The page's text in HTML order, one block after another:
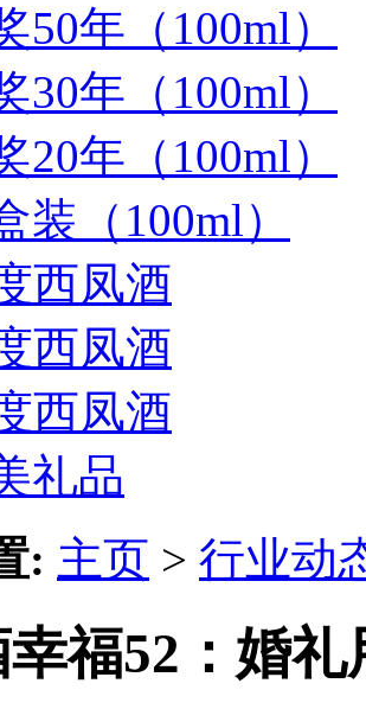
50年（100ml）
30年（100ml）
20年（100ml）
装（100ml）
西凤酒
西凤酒
西凤酒
礼品
: 主页 > 行业动
福52：婚